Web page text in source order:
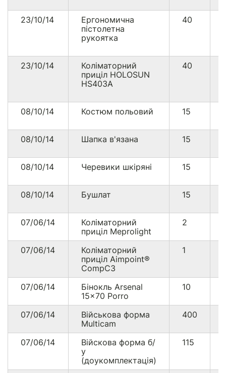
23/10/14
Ергономична
пістолетна
рукоятка
40
23/10/14
Коліматорний
приціл HOLOSUN
HS403A
40
08/10/14 Костюм польовий 15
08/10/14 Шапка в'язана 15
08/10/14 Черевики шкіряні 15
08/10/14 Бушлат 15
07/06/14
Коліматорний
приціл Meprolight
2
07/06/14
Коліматорний
приціл Aimpoint®
CompC3
1
07/06/14
Бінокль Arsenal
15×70 Porro
10
07/06/14
Військова форма
Multicam
400
07/06/14
Війскова форма б/
у
(доукомплектація)
115